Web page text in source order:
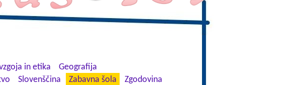
in etika
Geografija
Slovenščina Zabavna šola Zgodovina